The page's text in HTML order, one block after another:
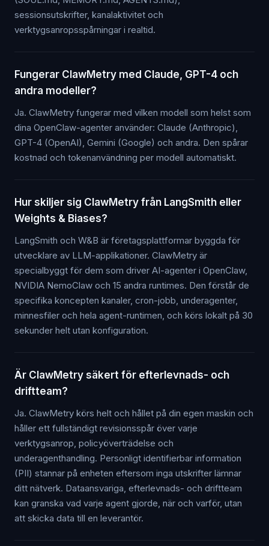
sessionsutskrifter, kanalaktivitet och
verktygsanropsspårningar i realtid.
Fungerar ClawMetry med Claude, GPT-4 och
andra modeller?
Ja. ClawMetry fungerar med vilken modell som helst som
dina OpenClaw-agenter använder: Claude (Anthropic),
GPT-4 (OpenAI), Gemini (Google) och andra. Den spårar
kostnad och tokenanvändning per modell automatiskt.
Hur skiljer sig ClawMetry från LangSmith eller
Weights & Biases?
LangSmith och W&B är företagsplattformar byggda för
utvecklare av LLM-applikationer. ClawMetry är
specialbyggt för dem som driver AI-agenter i OpenClaw,
NVIDIA NemoClaw och 15 andra runtimes. Den förstår de
specifika koncepten kanaler, cron-jobb, underagenter,
minnesfiler och hela agent-runtimen, och körs lokalt på 30
sekunder helt utan konfiguration.
Är ClawMetry säkert för efterlevnads- och
driftteam?
Ja. ClawMetry körs helt och hållet på din egen maskin och
håller ett fullständigt revisionsspår över varje
verktygsanrop, policyöverträdelse och
underagenthandling. Personligt identifierbar information
(PII) stannar på enheten eftersom inga utskrifter lämnar
ditt nätverk. Dataansvariga, efterlevnads- och driftteam
kan granska vad varje agent gjorde, när och varför, utan
att skicka data till en leverantör.